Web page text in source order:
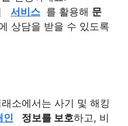
서비스 를 활용해 문
상담을 받을 수 있도록
소에서는 사기 및 해킹
인 정보를 보호하고, 비